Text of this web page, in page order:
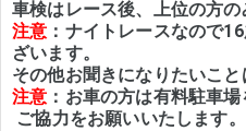
注意 ：ナイトレースなので
ざいます。
注意 ：お車の方は有料駐車場
ご協力をお願いいたします。